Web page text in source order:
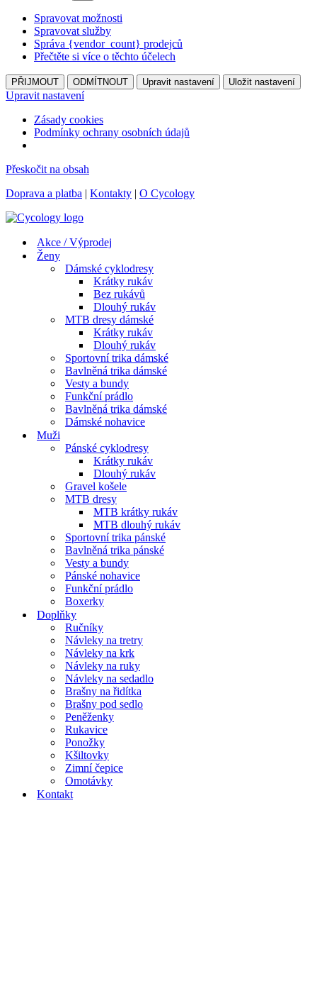
Spravovat možnosti
Spravovat služby
Správa {vendor_count} prodejců
Přečtěte si více o těchto účelech
PŘIJMOUT ODMÍTNOUT Upravit nastavení Uložit nastavení
Upravit nastavení
Zásady cookies
Podmínky ochrany osobních údajů
Přeskočit na obsah
Doprava a platba | Kontakty | O Cycology
Akce / Výprodej
Ženy
Dámské cyklodresy
Krátky rukáv
Bez rukávů
Dlouhý rukáv
MTB dresy dámské
Krátky rukáv
Dlouhý rukáv
Sportovní trika dámské
Bavlněná trika dámské
Vesty a bundy
Funkční prádlo
Bavlněná trika dámské
Dámské nohavice
Muži
Pánské cyklodresy
Krátky rukáv
Dlouhý rukáv
Gravel košele
MTB dresy
MTB krátky rukáv
MTB dlouhý rukáv
Sportovní trika pánské
Bavlněná trika pánské
Vesty a bundy
Pánské nohavice
Funkční prádlo
Boxerky
Doplňky
Ručníky
Návleky na tretry
Návleky na krk
Návleky na ruky
Návleky na sedadlo
Brašny na řidítka
Brašny pod sedlo
Peněženky
Rukavice
Ponožky
Kšiltovky
Zimní čepice
Omotávky
Kontakt